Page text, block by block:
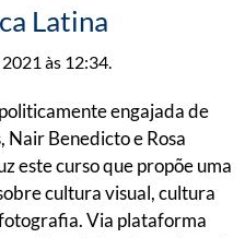
Latina
às 12:34.
engajada de
Nair Benedicto e Rosa
este curso que propõe uma
cultura visual, cultura
Via plataforma